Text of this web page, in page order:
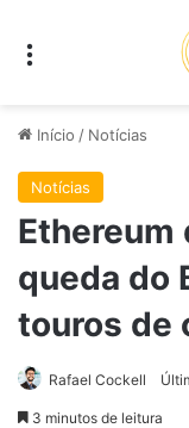
Início / Notícias
Notícias
Ethereum
queda do
touros de
Rafael Cockell
3 minutos de leitura